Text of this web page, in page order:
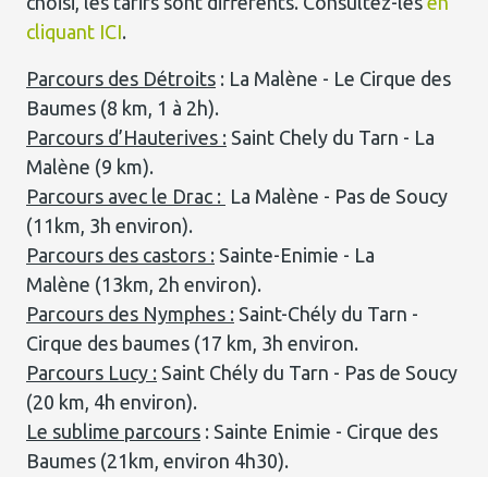
cliquant ICI.
Parcours des Détroits : La Malène - Le Cirque des
Baumes (8 km, 1 à 2h).
Parcours d’Hauterives : Saint Chely du Tarn - La
Malène (9 km).
Parcours avec le Drac : La Malène - Pas de Soucy
(11km, 3h environ).
Parcours des castors : Sainte-Enimie - La
Malène (13km, 2h environ).
Parcours des Nymphes : Saint-Chély du Tarn -
Cirque des baumes (17 km, 3h environ.
Parcours Lucy : Saint Chély du Tarn - Pas de Soucy
(20 km, 4h environ).
Le sublime parcours : Sainte Enimie - Cirque des
Baumes (21km, environ 4h30).